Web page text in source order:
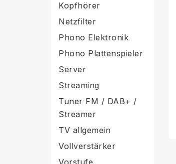
Kopfhörer
Netzfilter
Phono Elektronik
Phono Plattenspieler
Server
Streaming
Tuner FM / DAB+ /
Streamer
TV allgemein
Vollverstärker
Vorstufe